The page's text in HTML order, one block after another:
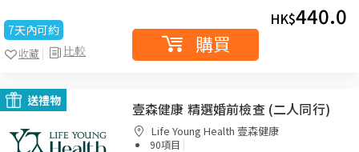
7天內可約
比較
收藏
HK$440.0
購買
送禮物 壹森健康 精選婚前檢查 (二人同行)
Life Young Health 壹森健康
90項目 |